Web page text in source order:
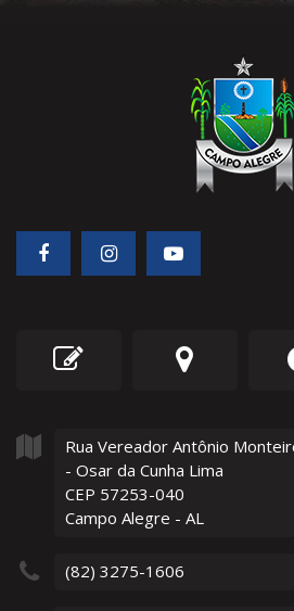
Rua Vereador Antônio
- Osar da Cunha Lima
CEP 57253-040
Campo Alegre - AL
(82) 3275-1606